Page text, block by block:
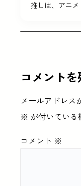
推しは、アニメ
コメント
メールアドレス
※ が付いてい
コメント ※